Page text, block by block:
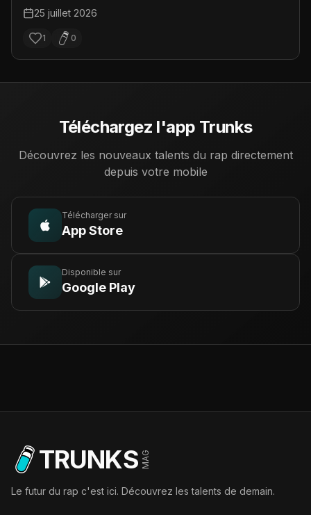
25 juillet 2026
1 0
Téléchargez l'app Trunks
Découvrez les nouveaux talents du rap directement
depuis votre mobile
Télécharger sur
App Store
Disponible sur
Google Play
TRUNKS MAG
Le futur du rap c'est ici. Découvrez les talents de demain.